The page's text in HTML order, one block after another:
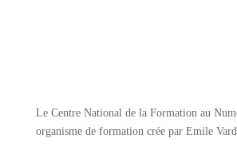
Le Centre National de la Formation au
organisme de formation crée par Emile